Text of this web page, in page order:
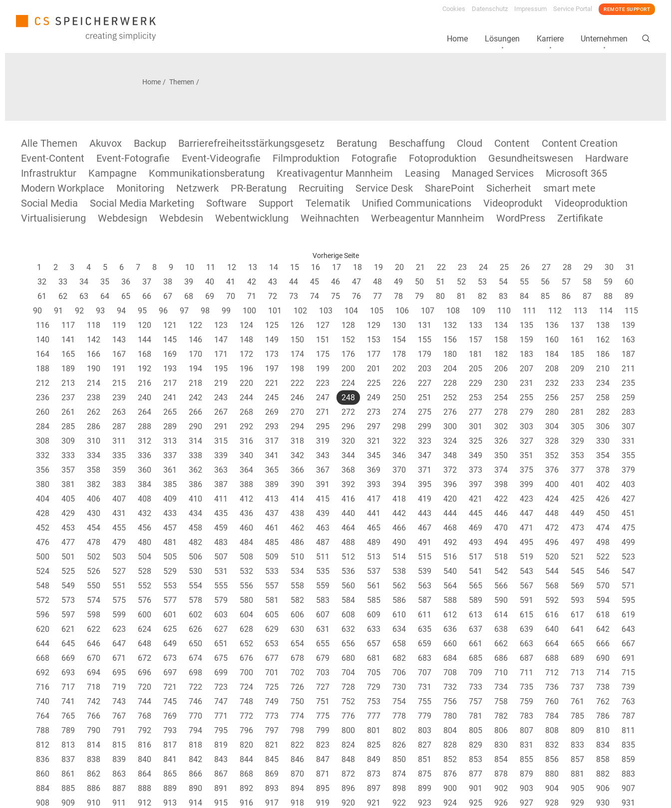
Cookies Datenschutz Impressum Service Portal REMOTE SUPPORT
Home Lösungen Karriere Unternehmen
Home Themen
Alle Themen Akuvox Backup Barrierefreiheitsstärkungsgesetz Beratung Beschaffung Cloud Content
Content Creation
Event-Content
Event-Fotografie Event-Videografie Filmproduktion Fotografie Fotoproduktion Gesundheitswesen
Hardware
Infrastruktur
Kampagne Kommunikationsberatung Kreativagentur Mannheim Leasing Managed Services
Microsoft 365
Modern Workplace
Monitoring Netzwerk PR-Beratung Recruiting Service Desk SharePoint Sicherheit
smart mete
Social Media
Social Media Marketing Software Support Telematik Unified Communications Videoprodukt
Videoproduktion
Virtualisierung
Webdesign Webdesin Webentwicklung Weihnachten Werbeagentur Mannheim WordPress Zertifikate
Vorherige Seite
1 2 3 4 5 6 7 8 9 10 11 12 13 14 15 16 17 18 19 20 21 22 23 24 25 26 27 28 29 30
31
32
33 34 35 36 37 38 39 40 41 42 43 44 45 46 47 48 49 50 51 52 53 54 55 56 57 58 59
60
61
62 63 64 65 66 67 68 69 70 71 72 73 74 75 76 77 78 79 80 81 82 83 84 85 86 87 88
89
90
91 92 93 94 95 96 97 98 99 100 101 102 103 104 105 106 107 108 109 110 111 112 113 114
115
116
117 118 119 120 121 122 123 124 125 126 127 128 129 130 131 132 133 134 135 136 137 138
139
140
141 142 143 144 145 146 147 148 149 150 151 152 153 154 155 156 157 158 159 160 161 162
163
164
165 166 167 168 169 170 171 172 173 174 175 176 177 178 179 180 181 182 183 184 185 186
187
188
189 190 191 192 193 194 195 196 197 198 199 200 201 202 203 204 205 206 207 208 209 210
211
212
213 214 215 216 217 218 219 220 221 222 223 224 225 226 227 228 229 230 231 232 233 234
235
236
237 238 239 240 241 242 243 244 245 246 247 248 249 250 251 252 253 254 255 256 257 258
259
260
261 262 263 264 265 266 267 268 269 270 271 272 273 274 275 276 277 278 279 280 281 282
283
284
285 286 287 288 289 290 291 292 293 294 295 296 297 298 299 300 301 302 303 304 305 306
307
308
309 310 311 312 313 314 315 316 317 318 319 320 321 322 323 324 325 326 327 328 329 330
331
332
333 334 335 336 337 338 339 340 341 342 343 344 345 346 347 348 349 350 351 352 353 354
355
356
357 358 359 360 361 362 363 364 365 366 367 368 369 370 371 372 373 374 375 376 377 378
379
380
381 382 383 384 385 386 387 388 389 390 391 392 393 394 395 396 397 398 399 400 401 402
403
404
405 406 407 408 409 410 411 412 413 414 415 416 417 418 419 420 421 422 423 424 425 426
427
428
429 430 431 432 433 434 435 436 437 438 439 440 441 442 443 444 445 446 447 448 449 450
451
452
453 454 455 456 457 458 459 460 461 462 463 464 465 466 467 468 469 470 471 472 473 474
475
476
477 478 479 480 481 482 483 484 485 486 487 488 489 490 491 492 493 494 495 496 497 498
499
500
501 502 503 504 505 506 507 508 509 510 511 512 513 514 515 516 517 518 519 520 521 522
523
524
525 526 527 528 529 530 531 532 533 534 535 536 537 538 539 540 541 542 543 544 545 546
547
548
549 550 551 552 553 554 555 556 557 558 559 560 561 562 563 564 565 566 567 568 569 570
571
572
573 574 575 576 577 578 579 580 581 582 583 584 585 586 587 588 589 590 591 592 593 594
595
596
597 598 599 600 601 602 603 604 605 606 607 608 609 610 611 612 613 614 615 616 617 618
619
620
621 622 623 624 625 626 627 628 629 630 631 632 633 634 635 636 637 638 639 640 641 642
643
644
645 646 647 648 649 650 651 652 653 654 655 656 657 658 659 660 661 662 663 664 665 666
667
668
669 670 671 672 673 674 675 676 677 678 679 680 681 682 683 684 685 686 687 688 689 690
691
692
693 694 695 696 697 698 699 700 701 702 703 704 705 706 707 708 709 710 711 712 713 714
715
716
717 718 719 720 721 722 723 724 725 726 727 728 729 730 731 732 733 734 735 736 737 738
739
740
741 742 743 744 745 746 747 748 749 750 751 752 753 754 755 756 757 758 759 760 761 762
763
764
765 766 767 768 769 770 771 772 773 774 775 776 777 778 779 780 781 782 783 784 785 786
787
788
789 790 791 792 793 794 795 796 797 798 799 800 801 802 803 804 805 806 807 808 809 810
811
812
813 814 815 816 817 818 819 820 821 822 823 824 825 826 827 828 829 830 831 832 833 834
835
836
837 838 839 840 841 842 843 844 845 846 847 848 849 850 851 852 853 854 855 856 857 858
859
860
861 862 863 864 865 866 867 868 869 870 871 872 873 874 875 876 877 878 879 880 881 882
883
884
885 886 887 888 889 890 891 892 893 894 895 896 897 898 899 900 901 902 903 904 905 906
907
908
909 910 911 912 913 914 915 916 917 918 919 920 921 922 923 924 925 926 927 928 929 930
931